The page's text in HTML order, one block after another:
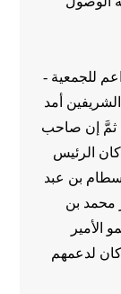
للجمعية -
أمد
ثمَّ إن صاحب
كان الرئيس
سطام بن عبد
محمد بن
الأمير
لدعمهم